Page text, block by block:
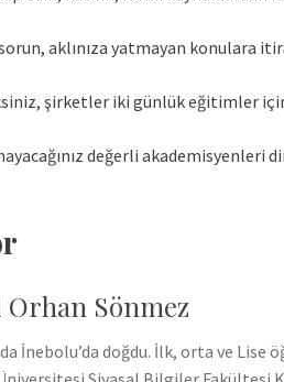
aklınıza yatmayan konulara
şirketler iki günlük eğitimler
değerli akademisyenleri
Orhan Sönmez
İnebolu’da doğdu. İlk, orta ve Lise